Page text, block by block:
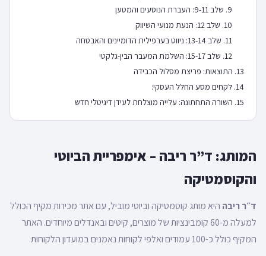
שלב 9-11: העברת הנוסעים והמטען
שלב 12: הנעת מנועי השיווק
שלב 13-14: ניווט בערפילית הדומיינים והאבטחה
שלב 15-17: השלמת המעבר הבין-גלקטי
התוצאות: פריצת מסלול הכבידה
לקחים מסע החלל העסקי:
השורה התחתונה: עלייה מוצלחת לעידן דיגיטלי חדש
המותג: ד”ר ריבה – אימפריית הביוטי
והקוסמטיקה
ד״ר ריבה היא מותג קוסמטיקה וביוטי מוביל, עם אתר מכירות מקיף הכולל
למעלה מ-60 קומבינציות של מוצרים, קיטים ובאנדלים מיוחדים. האתר
המקיף כולל כ-100 עמודים ואלפי לקוחות נאמנים במועדון הלקוחות.